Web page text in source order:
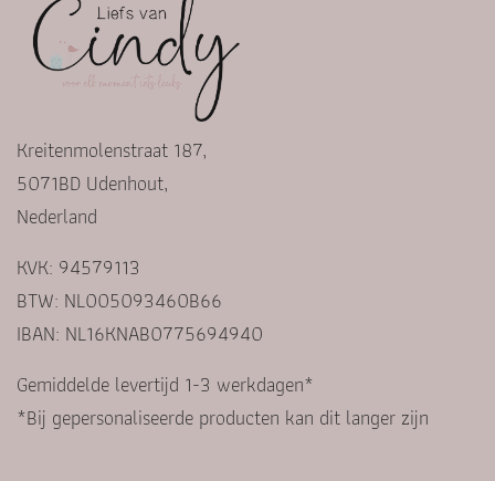
Kreitenmolenstraat 187,
5071BD Udenhout,
Nederland
KVK: 94579113
BTW: NL005093460B66
IBAN: NL16KNAB0775694940
Gemiddelde levertijd 1-3 werkdagen*
*Bij gepersonaliseerde producten kan dit langer zijn